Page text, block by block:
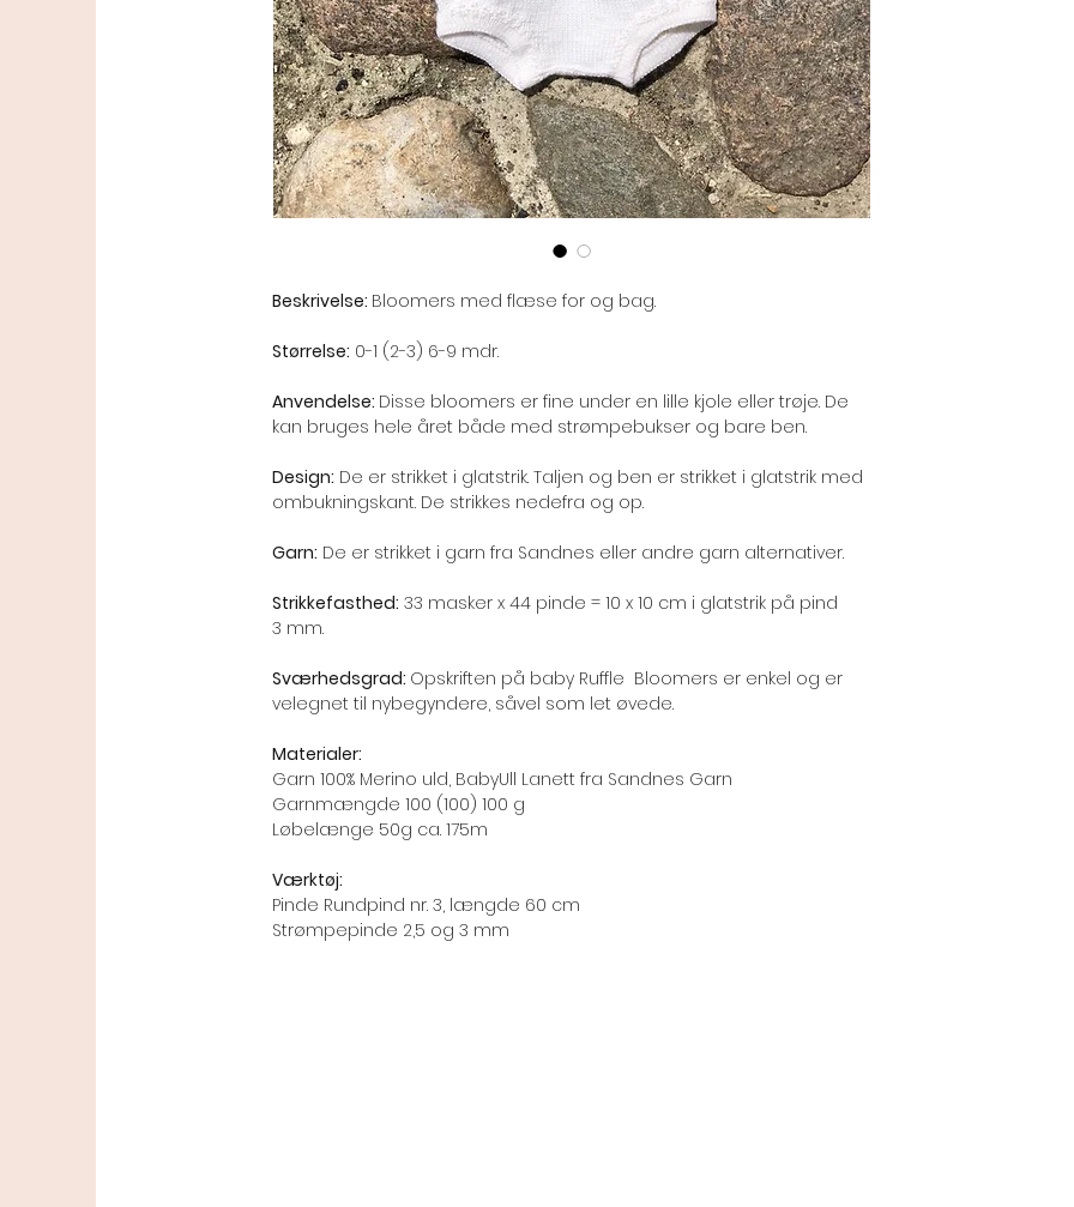
Beskrivelse: Bloomers med flæse for og bag.
Størrelse: 0-1 (2-3) 6-9 mdr.
Anvendelse: Disse bloomers er fine under en lille kjole eller trøje. De
kan bruges hele året både med strømpebukser og bare ben.
Design: De er strikket i glatstrik. Taljen og ben er strikket i glatstrik med
ombukningskant. De strikkes nedefra og op.
Garn: De er strikket i garn fra Sandnes eller andre garn alternativer.
Strikkefasthed: 33 masker x 44 pinde = 10 x 10 cm i glatstrik på pind
3 mm.
Sværhedsgrad: Opskriften på baby Ruffle Bloomers er enkel og er
velegnet til nybegyndere, såvel som let øvede.
Materialer:
Garn 100% Merino uld, BabyUll Lanett fra Sandnes Garn
Garnmængde 100 (100) 100 g
Løbelænge 50g ca. 175m
Værktøj:
Pinde Rundpind nr. 3, længde 60 cm
Strømpepinde 2,5 og 3 mm